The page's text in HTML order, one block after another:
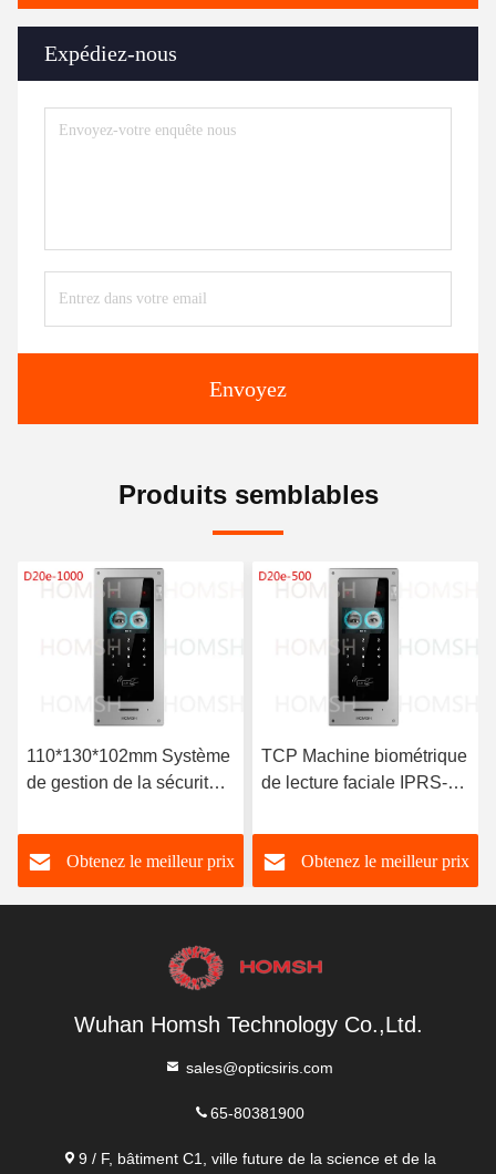
Expédiez-nous
Envoyez
Produits semblables
TCP Machine biométrique
de lecture faciale IPRS-
d'identification faciale
pour les personnes
présentes
Obtenez le meilleur prix
Système de contrôle
d'accès à l'iris non
TCP/IP
Obtenez le meilleur prix
Wuhan Homsh Technology Co.,Ltd.
sales@opticsiris.com
65-80381900
9 / F, bâtiment C1, ville future de la science et de la